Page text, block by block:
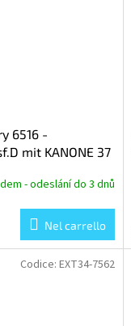
6516 -
mit KANONE 37
- odeslání do 3 dnů
Nel carrello
Codice: EXT34-7562